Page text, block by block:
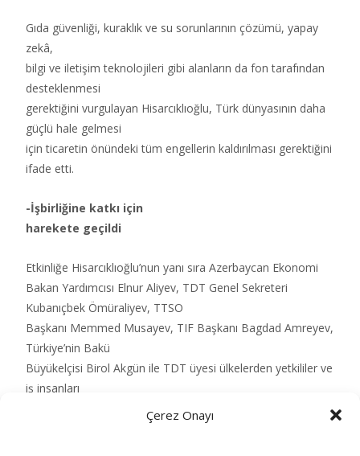
Çerez Onayı
Gıda güvenliği, kuraklık ve su sorunlarının çözümü, yapay
zekâ,
bilgi ve iletişim teknolojileri gibi alanların da fon tarafından
desteklenmesi
gerektiğini vurgulayan Hisarcıklıoğlu, Türk dünyasının daha
güçlü hale gelmesi
için ticaretin önündeki tüm engellerin kaldırılması gerektiğini
ifade etti.
-İşbirliğine katkı için
harekete geçildi
Etkinliğe Hisarcıklıoğlu’nun yanı sıra Azerbaycan Ekonomi
Bakan Yardımcısı Elnur Aliyev, TDT Genel Sekreteri
Kubanıçbek Ömüraliyev, TTSO
Başkanı Memmed Musayev, TIF Başkanı Bagdad Amreyev,
Türkiye’nin Bakü
Büyükelçisi Birol Akgün ile TDT üyesi ülkelerden yetkililer ve
iş insanları